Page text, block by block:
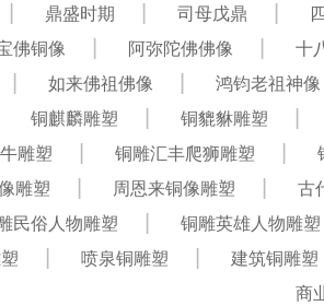
鼎盛时期 司母戊鼎
佛铜像
阿弥陀佛佛像 十
如来佛祖佛像 鸿钧老祖神像
铜麒麟雕塑 铜貔貅雕塑
雕塑
铜雕汇丰爬狮雕塑
雕塑
周恩来铜像雕塑 古
民俗人物雕塑
铜雕英雄人物雕塑
喷泉铜雕塑 建筑铜雕塑
商